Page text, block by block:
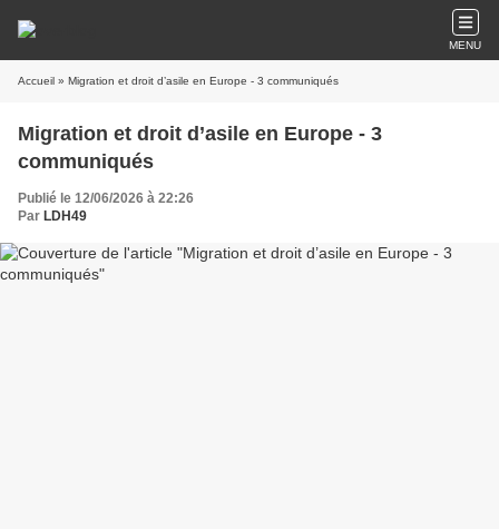
MENU
Accueil » Migration et droit d’asile en Europe - 3 communiqués
Migration et droit d’asile en Europe - 3
communiqués
Publié le 12/06/2026 à 22:26
Par LDH49